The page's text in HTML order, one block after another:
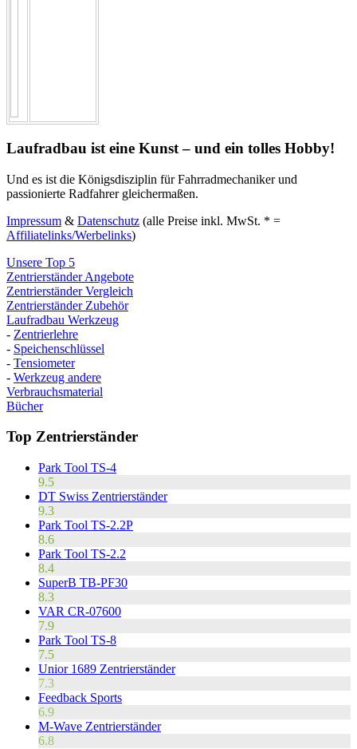
Laufradbau ist eine Kunst – und ein tolles Hobby!
Und es ist die Königsdisziplin für Fahrradmechaniker und
passionierte Radfahrer gleichermaßen.
Impressum & Datenschutz (alle Preise inkl. MwSt. * =
Affiliatelinks/Werbelinks)
Unsere Top 5
Zentrierständer Angebote
Zentrierständer Vergleich
Zentrierständer Zubehör
Laufradbau Werkzeug
- Zentrierlehre
- Speichenschlüssel
- Tensiometer
- Werkzeug andere
Verbrauchsmaterial
Bücher
Top Zentrierständer
Park Tool TS-4
9.5
DT Swiss Zentrierständer
9.3
Park Tool TS-2.2P
8.6
Park Tool TS-2.2
8.4
SuperB TB-PF30
8.3
VAR CR-07600
7.9
Park Tool TS-8
7.5
Unior 1689 Zentrierständer
7.3
Feedback Sports
6.9
M-Wave Zentrierständer
6.8